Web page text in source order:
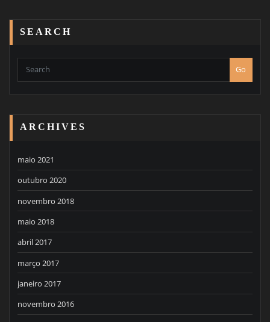
SEARCH
Go
ARCHIVES
maio 2021
outubro 2020
novembro 2018
maio 2018
abril 2017
março 2017
janeiro 2017
novembro 2016